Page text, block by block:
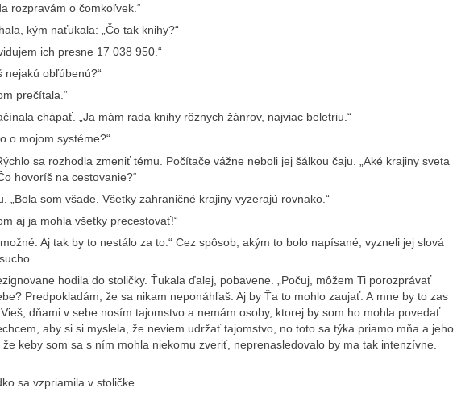
rozpravám o čomkoľvek.“
kým naťukala: „Čo tak knihy?“
ich presne 17 038 950.“
nejakú obľúbenú?“
prečítala.“
chápať. „Ja mám rada knihy rôznych žánrov, najviac beletriu.“
o mojom systéme?“
Rýchlo sa rozhodla zmeniť tému. Počítače vážne neboli jej šálkou čaju. „Aké krajiny sveta
hovoríš na cestovanie?“
„Bola som všade. Všetky zahraničné krajiny vyzerajú rovnako.“
aj ja mohla všetky precestovať!“
možné. Aj tak by to nestálo za to.“ Cez spôsob, akým to bolo napísané, vyzneli jej slová
hodila do stoličky. Ťukala ďalej, pobavene. „Počuj, môžem Ti porozprávať
Predpokladám, že sa nikam neponáhľaš. Aj by Ťa to mohlo zaujať. A mne by to zas
dňami v sebe nosím tajomstvo a nemám osoby, ktorej by som ho mohla povedať.
aby si si myslela, že neviem udržať tajomstvo, no toto sa týka priamo mňa a jeho.
že keby som sa s ním mohla niekomu zveriť, neprenasledovalo by ma tak intenzívne.
sa vzpriamila v stoličke.